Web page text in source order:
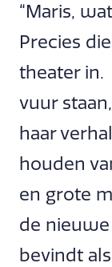
“Maris,
Precies
theater
vuur
haar
houden
en grote
de
bevindt